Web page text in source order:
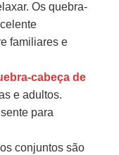
Os quebra-
familiares e
cabeça de
e adultos.
para
os conjuntos são